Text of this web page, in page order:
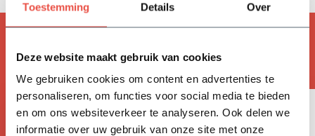
Toestemming Details Over
Deze website maakt gebruik van cookies
We gebruiken cookies om content en advertenties te
personaliseren, om functies voor social media te bieden
en om ons websiteverkeer te analyseren. Ook delen we
informatie over uw gebruik van onze site met onze
Handig om mee te bestellen